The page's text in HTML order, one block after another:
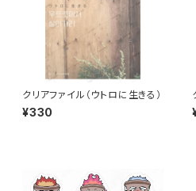
クリアファイル（ウトロに生きる）
¥330